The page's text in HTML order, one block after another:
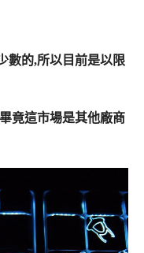
數的,所以目前是以限
竟這市場是其他廠商